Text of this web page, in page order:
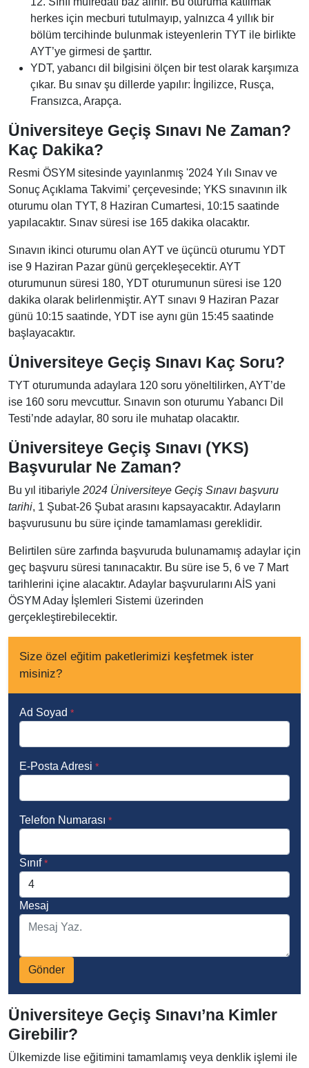
herkes için mecburi tutulmayıp, yalnızca 4 yıllık bir
bölüm tercihinde bulunmak isteyenlerin TYT ile birlikte
AYT’ye girmesi de şarttır.
YDT, yabancı dil bilgisini ölçen bir test olarak karşımıza
çıkar. Bu sınav şu dillerde yapılır: İngilizce, Rusça,
Fransızca, Arapça.
Üniversiteye Geçiş Sınavı Ne Zaman?
Kaç Dakika?
Resmi ÖSYM sitesinde yayınlanmış '2024 Yılı Sınav ve
Sonuç Açıklama Takvimi’ çerçevesinde; YKS sınavının ilk
oturumu olan TYT, 8 Haziran Cumartesi, 10:15 saatinde
yapılacaktır. Sınav süresi ise 165 dakika olacaktır.
Sınavın ikinci oturumu olan AYT ve üçüncü oturumu YDT
ise 9 Haziran Pazar günü gerçekleşecektir. AYT
oturumunun süresi 180, YDT oturumunun süresi ise 120
dakika olarak belirlenmiştir. AYT sınavı 9 Haziran Pazar
günü 10:15 saatinde, YDT ise aynı gün 15:45 saatinde
başlayacaktır.
Üniversiteye Geçiş Sınavı Kaç Soru?
TYT oturumunda adaylara 120 soru yöneltilirken, AYT’de
ise 160 soru mevcuttur. Sınavın son oturumu Yabancı Dil
Testi’nde adaylar, 80 soru ile muhatap olacaktır.
Üniversiteye Geçiş Sınavı (YKS)
Başvurular Ne Zaman?
Bu yıl itibariyle 2024 Üniversiteye Geçiş Sınavı başvuru
tarihi, 1 Şubat-26 Şubat arasını kapsayacaktır. Adayların
başvurusunu bu süre içinde tamamlaması gereklidir.
Belirtilen süre zarfında başvuruda bulunamamış adaylar için
geç başvuru süresi tanınacaktır. Bu süre ise 5, 6 ve 7 Mart
tarihlerini içine alacaktır. Adaylar başvurularını AİS yani
ÖSYM Aday İşlemleri Sistemi üzerinden
gerçekleştirebilecektir.
Size özel eğitim paketlerimizi keşfetmek ister
misiniz?
Ad Soyad *
E-Posta Adresi *
Telefon Numarası *
Sınıf*
Mesaj
Gönder
Üniversiteye Geçiş Sınavı’na Kimler
Girebilir?
Ülkemizde lise eğitimini tamamlamış veya denklik işlemi ile